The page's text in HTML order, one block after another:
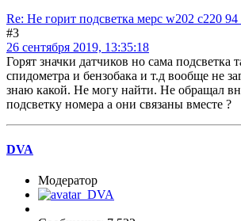
Re: Не горит подсветка мерс w202 c220 94
#3
26 сентября 2019, 13:35:18
Горят значки датчиков но сама подсветка
спидометра и бензобака и т.д вообще не
знаю какой. Не могу найти. Не обращал
подсветку номера а они связаны вместе ?
DVA
Модератор